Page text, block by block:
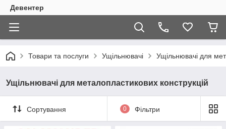
Девентер
Товари та послуги Ущільнювачі Ущільнювачі для
Ущільнювачі для металопластикових конструкцій
Сортування 0 Фільтри